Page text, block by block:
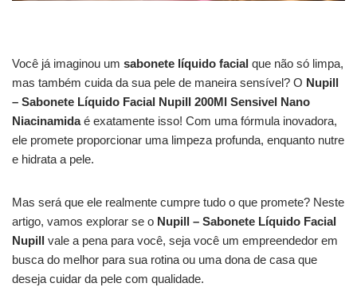
Você já imaginou um sabonete líquido facial que não só limpa,
mas também cuida da sua pele de maneira sensível? O Nupill
– Sabonete Líquido Facial Nupill 200Ml Sensivel Nano
Niacinamidaé exatamente isso! Com uma fórmula inovadora,
ele promete proporcionar uma limpeza profunda, enquanto nutre
e hidrata a pele.
Mas será que ele realmente cumpre tudo o que promete? Neste
artigo, vamos explorar se o Nupill – Sabonete Líquido Facial
Nupill vale a pena para você, seja você um empreendedor em
busca do melhor para sua rotina ou uma dona de casa que
deseja cuidar da pele com qualidade.